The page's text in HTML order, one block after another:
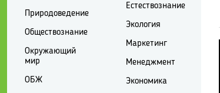
Природоведение
Обществознание
Окружающий
мир
ОБЖ
Естествознание
Экология
Маркетинг
Менеджмент
Экономика